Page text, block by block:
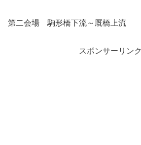
第二会場 駒形橋下流～厩橋上流
スポンサーリンク